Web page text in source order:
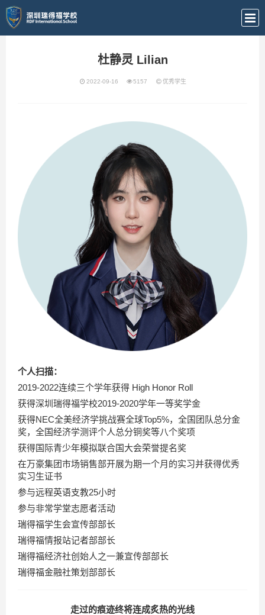
杜静灵 Lilian
2022-09-16 5157 优秀学生
个人扫描：
2019-2022连续三个学年获得 High Honor Roll
获得深圳瑞得福学校2019-2020学年一等奖学金
获得NEC全美经济学挑战赛全球Top5%， 全国团队总分金
奖，全国经济学测评个人总分铜奖等八个奖项
获得国际青少年模拟联合国大会荣誉提名奖
在万豪集团市场销售部开展为期一个月的实习并获得优秀
实习生证书
参与远程英语支教25小时
参与非常学堂志愿者活动
瑞得福学生会宣传部部长
瑞得福情报站记者部部长
瑞得福经济社创始人之一兼宣传部部长
瑞得福金融社策划部部长
走过的痕迹终将连成炙热的光线